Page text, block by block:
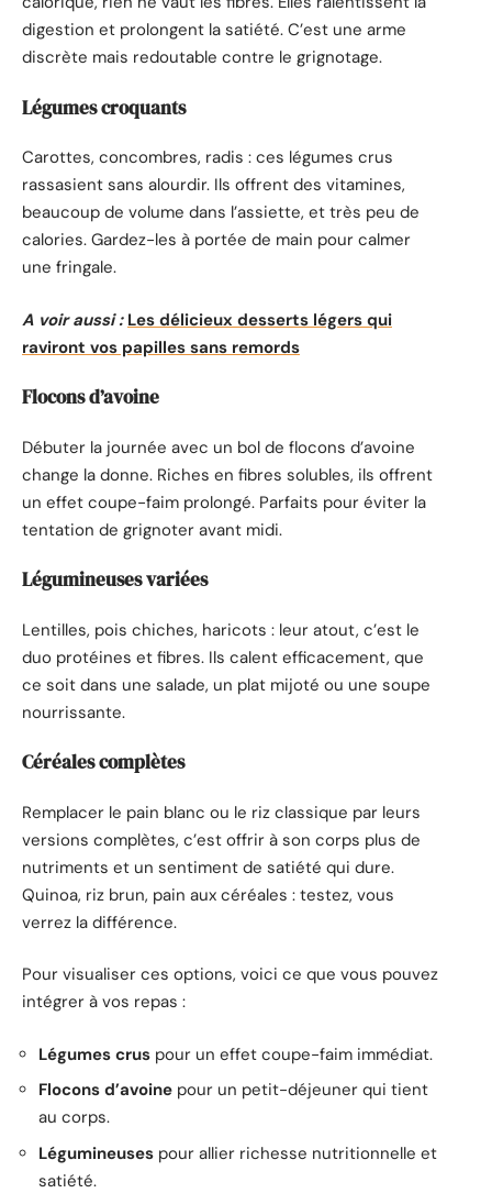
digestion et prolongent la satiété. C’est une arme
discrète mais redoutable contre le grignotage.
Légumes croquants
Carottes, concombres, radis : ces légumes crus
rassasient sans alourdir. Ils offrent des vitamines,
beaucoup de volume dans l’assiette, et très peu de
calories. Gardez-les à portée de main pour calmer
une fringale.
A voir aussi : Les délicieux desserts légers qui
raviront vos papilles sans remords
Flocons d’avoine
Débuter la journée avec un bol de flocons d’avoine
change la donne. Riches en fibres solubles, ils offrent
un effet coupe-faim prolongé. Parfaits pour éviter la
tentation de grignoter avant midi.
Légumineuses variées
Lentilles, pois chiches, haricots : leur atout, c’est le
duo protéines et fibres. Ils calent efficacement, que
ce soit dans une salade, un plat mijoté ou une soupe
nourrissante.
Céréales complètes
Remplacer le pain blanc ou le riz classique par leurs
versions complètes, c’est offrir à son corps plus de
nutriments et un sentiment de satiété qui dure.
Quinoa, riz brun, pain aux céréales : testez, vous
verrez la différence.
Pour visualiser ces options, voici ce que vous pouvez
intégrer à vos repas :
Légumes crus pour un effet coupe-faim immédiat.
Flocons d’avoine pour un petit-déjeuner qui tient
au corps.
Légumineuses pour allier richesse nutritionnelle et
satiété.